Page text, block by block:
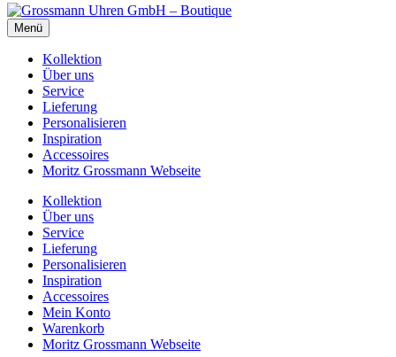
Menü
Kollektion
Über uns
Service
Lieferung
Personalisieren
Inspiration
Accessoires
Moritz Grossmann Webseite
Kollektion
Über uns
Service
Lieferung
Personalisieren
Inspiration
Accessoires
Mein Konto
Warenkorb
Moritz Grossmann Webseite